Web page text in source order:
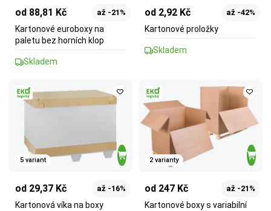
od 88,81 Kč až -21%
Kartonové euroboxy na
paletu bez horních klop
Skladem
od 2,92 Kč až -42%
Kartonové proložky
Skladem
5 variant
od 29,37 Kč až -16%
Kartonová víka na boxy
2 varianty
od 247 Kč až -21%
Kartonové boxy s variabilní